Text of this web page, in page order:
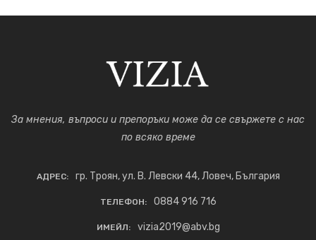
За мнения, въпроси и препоръки може да се свържете с нас
по всяко време
АДРЕС: гр. Троян, ул. В. Левски 44, Ловеч, България
ТЕЛЕФОН: 0884 916 716
ИМЕЙЛ: vizia2019@abv.bg